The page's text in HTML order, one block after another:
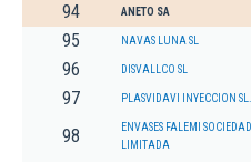
94 ANETO SA
95 NAVAS LUNA SL
96 DISVALLCO SL
97 PLASVIDAVI INYECCION SL.
98
ENVASES FALEMI SOCIEDAD
LIMITADA